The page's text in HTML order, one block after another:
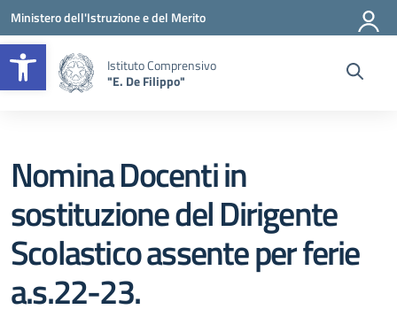
Apri la barra degli strumenti
Vai ai contenuti
Vai al menu di navigazione
Vai al footer
Ministero dell'Istruzione e del Merito
Istituto Comprensivo
"E. De Filippo"
Nomina Docenti in
sostituzione del Dirigente
Scolastico assente per ferie
a.s.22-23.